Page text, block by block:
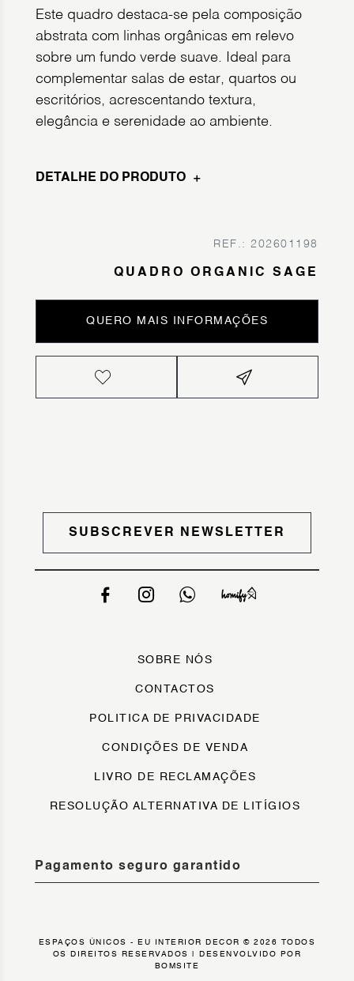
Este quadro destaca-se pela composição
abstrata com linhas orgânicas em relevo
sobre um fundo verde suave. Ideal para
complementar salas de estar, quartos ou
escritórios, acrescentando textura,
elegância e serenidade ao ambiente.
DETALHE DO PRODUTO
REF.: 202601198
QUADRO ORGANIC SAGE
QUERO MAIS INFORMAÇÕES
SUBSCREVER NEWSLETTER
SOBRE NÓS
CONTACTOS
POLITICA DE PRIVACIDADE
CONDIÇÕES DE VENDA
LIVRO DE RECLAMAÇÕES
RESOLUÇÃO ALTERNATIVA DE LITÍGIOS
Pagamento seguro garantido
ESPAÇOS ÚNICOS - EU INTERIOR DECOR © 2026 TODOS
OS DIREITOS RESERVADOS | DESENVOLVIDO POR
BOMSITE